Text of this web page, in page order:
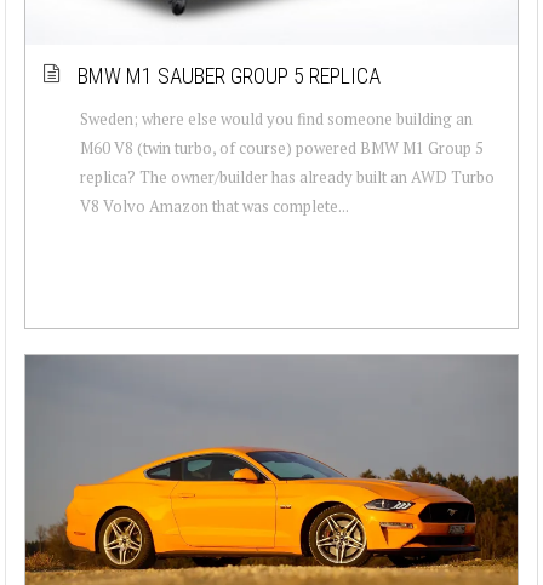
BMW M1 SAUBER GROUP 5 REPLICA
Sweden; where else would you find someone building an
M60 V8 (twin turbo, of course) powered BMW M1 Group 5
replica? The owner/builder has already built an AWD Turbo
V8 Volvo Amazon that was complete...